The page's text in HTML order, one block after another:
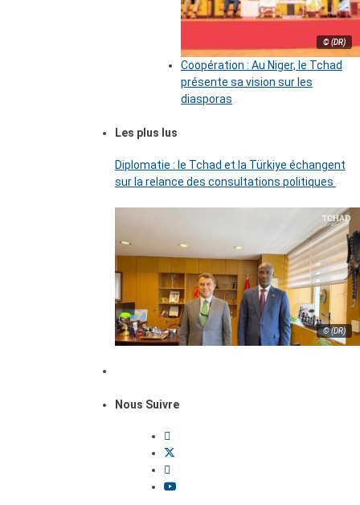
© (DR)
Coopération : Au Niger, le Tchad
présente sa vision sur les
diasporas
Les plus lus
Diplomatie : le Tchad et la Türkiye échangent
sur la relance des consultations politiques
© (DR)
Nous Suivre